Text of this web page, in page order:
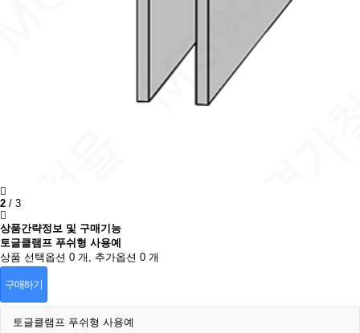
2 / 3
상품간략정보 및 구매기능
토글클램프 푸쉬형 사용예
상품 선택옵션 0 개, 추가옵션 0 개
구매하기
토글클램프 푸쉬형 사용예